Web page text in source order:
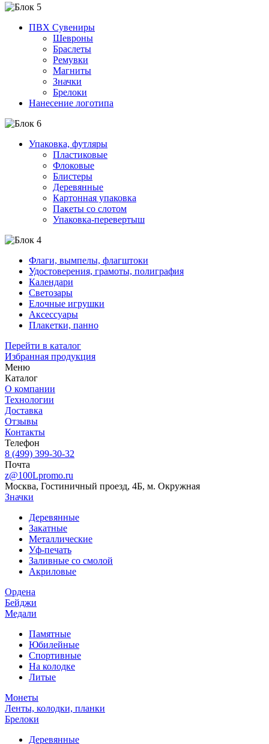
ПВХ Сувениры
Шевроны
Браслеты
Ремувки
Магниты
Значки
Брелоки
Нанесение логотипа
Упаковка, футляры
Пластиковые
Флоковые
Блистеры
Деревянные
Картонная упаковка
Пакеты со слотом
Упаковка-перевертыш
Флаги, вымпелы, флагштоки
Удостоверения, грамоты, полиграфия
Календари
Светозары
Елочные игрушки
Аксессуары
Плакетки, панно
Перейти в каталог
Избранная продукция
Меню
Каталог
О компании
Технологии
Доставка
Отзывы
Контакты
Телефон
8 (499) 399-30-32
Почта
z@100Lpromo.ru
Москва, Гостиничный проезд, 4Б, м. Окружная
Значки
Деревянные
Закатные
Металлические
Уф-печать
Заливные со смолой
Акриловые
Ордена
Бейджи
Медали
Памятные
Юбилейные
Спортивные
На колодке
Литые
Монеты
Ленты, колодки, планки
Брелоки
Деревянные